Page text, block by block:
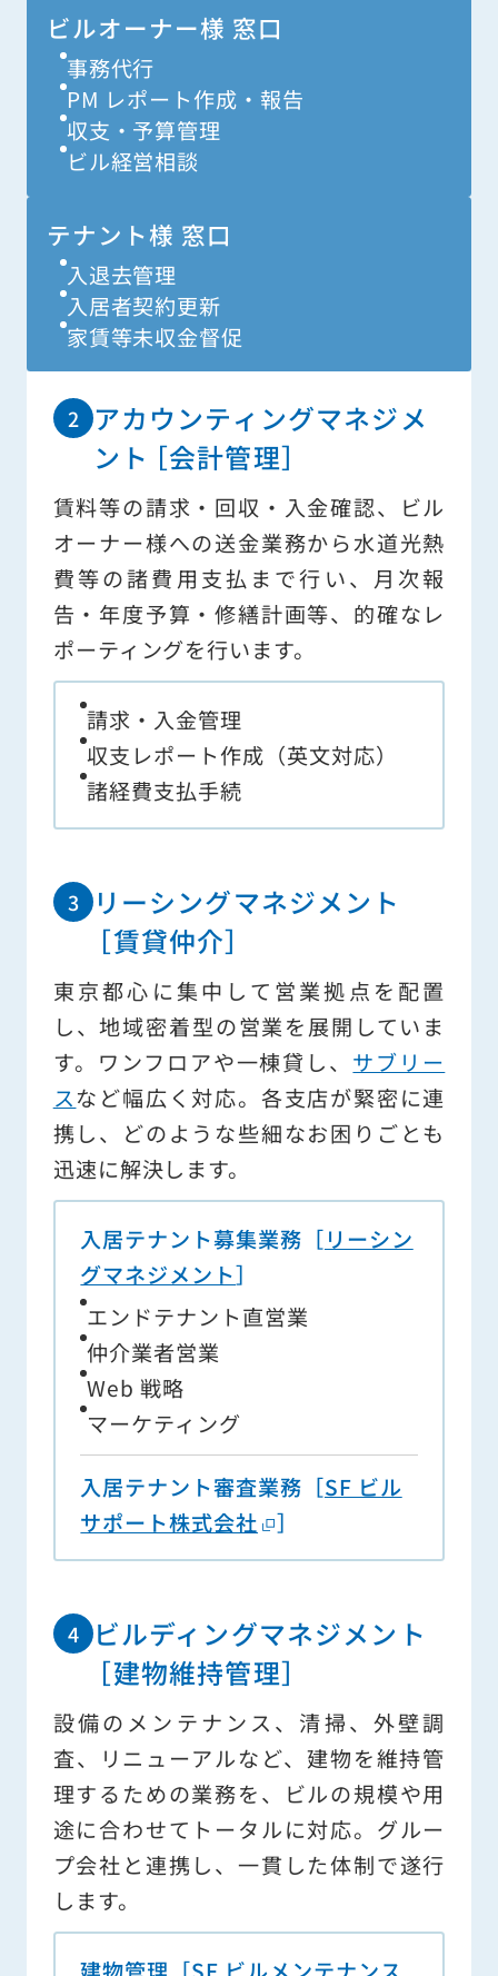
ビルオーナー様 窓口
事務代行
PM レポート作成・報告
収支・予算管理
ビル経営相談
テナント様 窓口
入退去管理
入居者契約更新
家賃等未収金督促
アカウンティングマネジメ
ント［会計管理］
賃料等の請求・回収・入金確認、ビル
オーナー様への送金業務から水道光熱
費等の諸費用支払まで行い、月次報
告・年度予算・修繕計画等、的確なレ
ポーティングを行います。
請求・入金管理
収支レポート作成（英文対応）
諸経費支払手続
リーシングマネジメント
［賃貸仲介］
東京都心に集中して営業拠点を配置
し、地域密着型の営業を展開していま
す。ワンフロアや一棟貸し、 サブリー
スなど幅広く対応。各支店が緊密に連
携し、どのような些細なお困りごとも
迅速に解決します。
入居テナント募集業務［リーシン
グマネジメント］
エンドテナント直営業
仲介業者営業
Web 戦略
マーケティング
入居テナント審査業務［SF ビル
サポート株式会社
］
ビルディングマネジメント
［建物維持管理］
設備のメンテナンス、清掃、外壁調
査、リニューアルなど、建物を維持管
理するための業務を、ビルの規模や用
途に合わせてトータルに対応。グルー
プ会社と連携し、一貫した体制で遂行
します。